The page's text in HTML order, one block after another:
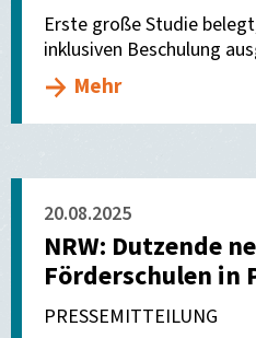
Erste große Studie
inklusiven Beschulung
Mehr
20.08.2025
NRW: Dutzende
Förderschulen in
PRESSEMITTEILUNG